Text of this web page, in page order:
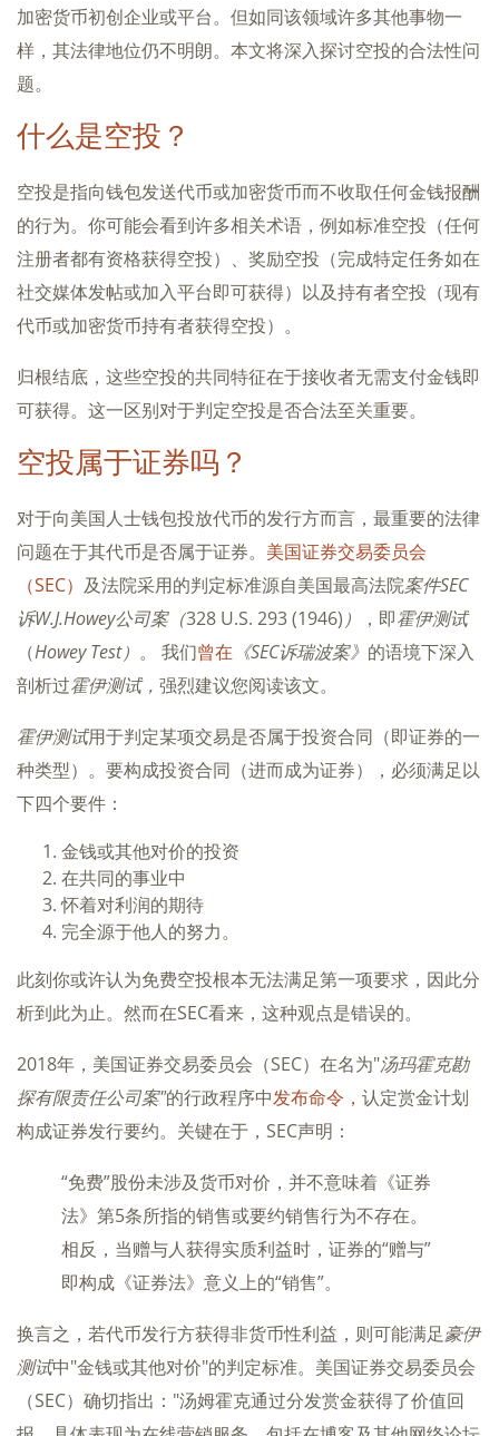
加密货币初创企业或平台。但如同该领域许多其他事物一
样，其法律地位仍不明朗。本文将深入探讨空投的合法性问
题。
什么是空投？
空投是指向钱包发送代币或加密货币而不收取任何金钱报酬
的行为。你可能会看到许多相关术语，例如标准空投（任何
注册者都有资格获得空投）、奖励空投（完成特定任务如在
社交媒体发帖或加入平台即可获得）以及持有者空投（现有
代币或加密货币持有者获得空投）。
归根结底，这些空投的共同特征在于接收者无需支付金钱即
可获得。这一区别对于判定空投是否合法至关重要。
空投属于证券吗？
对于向美国人士钱包投放代币的发行方而言，最重要的法律
问题在于其代币是否属于证券。 美国证券交易委员会
（SEC） 及法院采用的判定标准源自美国最高法院案件SEC
诉W.J.Howey公司案（328 U.S. 293 (1946) ） ，即霍伊测试
（Howey Test） 。 我们曾在 《SEC诉瑞波案》 的语境下深入
剖析过霍伊测试， 强烈建议您阅读该文。
霍伊测试用于判定某项交易是否属于投资合同（即证券的一
种类型）。要构成投资合同（进而成为证券），必须满足以
下四个要件：
金钱或其他对价的投资
在共同的事业中
怀着对利润的期待
完全源于他人的努力。
此刻你或许认为免费空投根本无法满足第一项要求，因此分
析到此为止。然而在SEC看来，这种观点是错误的。
2018年，美国证券交易委员会（SEC）在名为"汤玛霍克勘
探有限责任公司案"的行政程序中发布命令， 认定赏金计划
构成证券发行要约。关键在于，SEC声明：
“免费”股份未涉及货币对价，并不意味着《证券
法》第5条所指的销售或要约销售行为不存在。
相反，当赠与人获得实质利益时，证券的“赠与”
即构成《证券法》意义上的“销售”。
换言之，若代币发行方获得非货币性利益，则可能满足豪伊
测试中"金钱或其他对价"的判定标准。美国证券交易委员会
（SEC）确切指出："汤姆霍克通过分发赏金获得了价值回